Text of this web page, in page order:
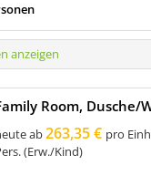
anzeigen
Room, Dusche/
ab263,35 € pro
(Erw./Kind)